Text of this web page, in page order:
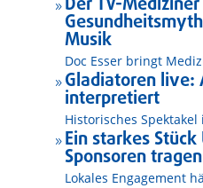
9
Musik
Doc Esser bringt
9 Gladiatoren live:
interpretiert
Historisches
9 Ein starkes
Sponsoren
Lokales Engagement